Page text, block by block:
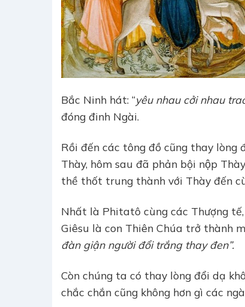
Bắc Ninh hát: “yêu nhau cởi nhau
đóng đinh Ngài.
Rồi đến các tông đồ cũng thay lòng
Thày, hôm sau đã phản bội nộp
thề thốt trung thành với Thày đến
Nhất là Phitatô cùng các Thượng
Giêsu là con Thiên Chúa trở thành
đàn giận người đổi trắng thay đen”.
Còn chúng ta có thay lòng đổi dạ
chắc chắn cũng không hơn gì các